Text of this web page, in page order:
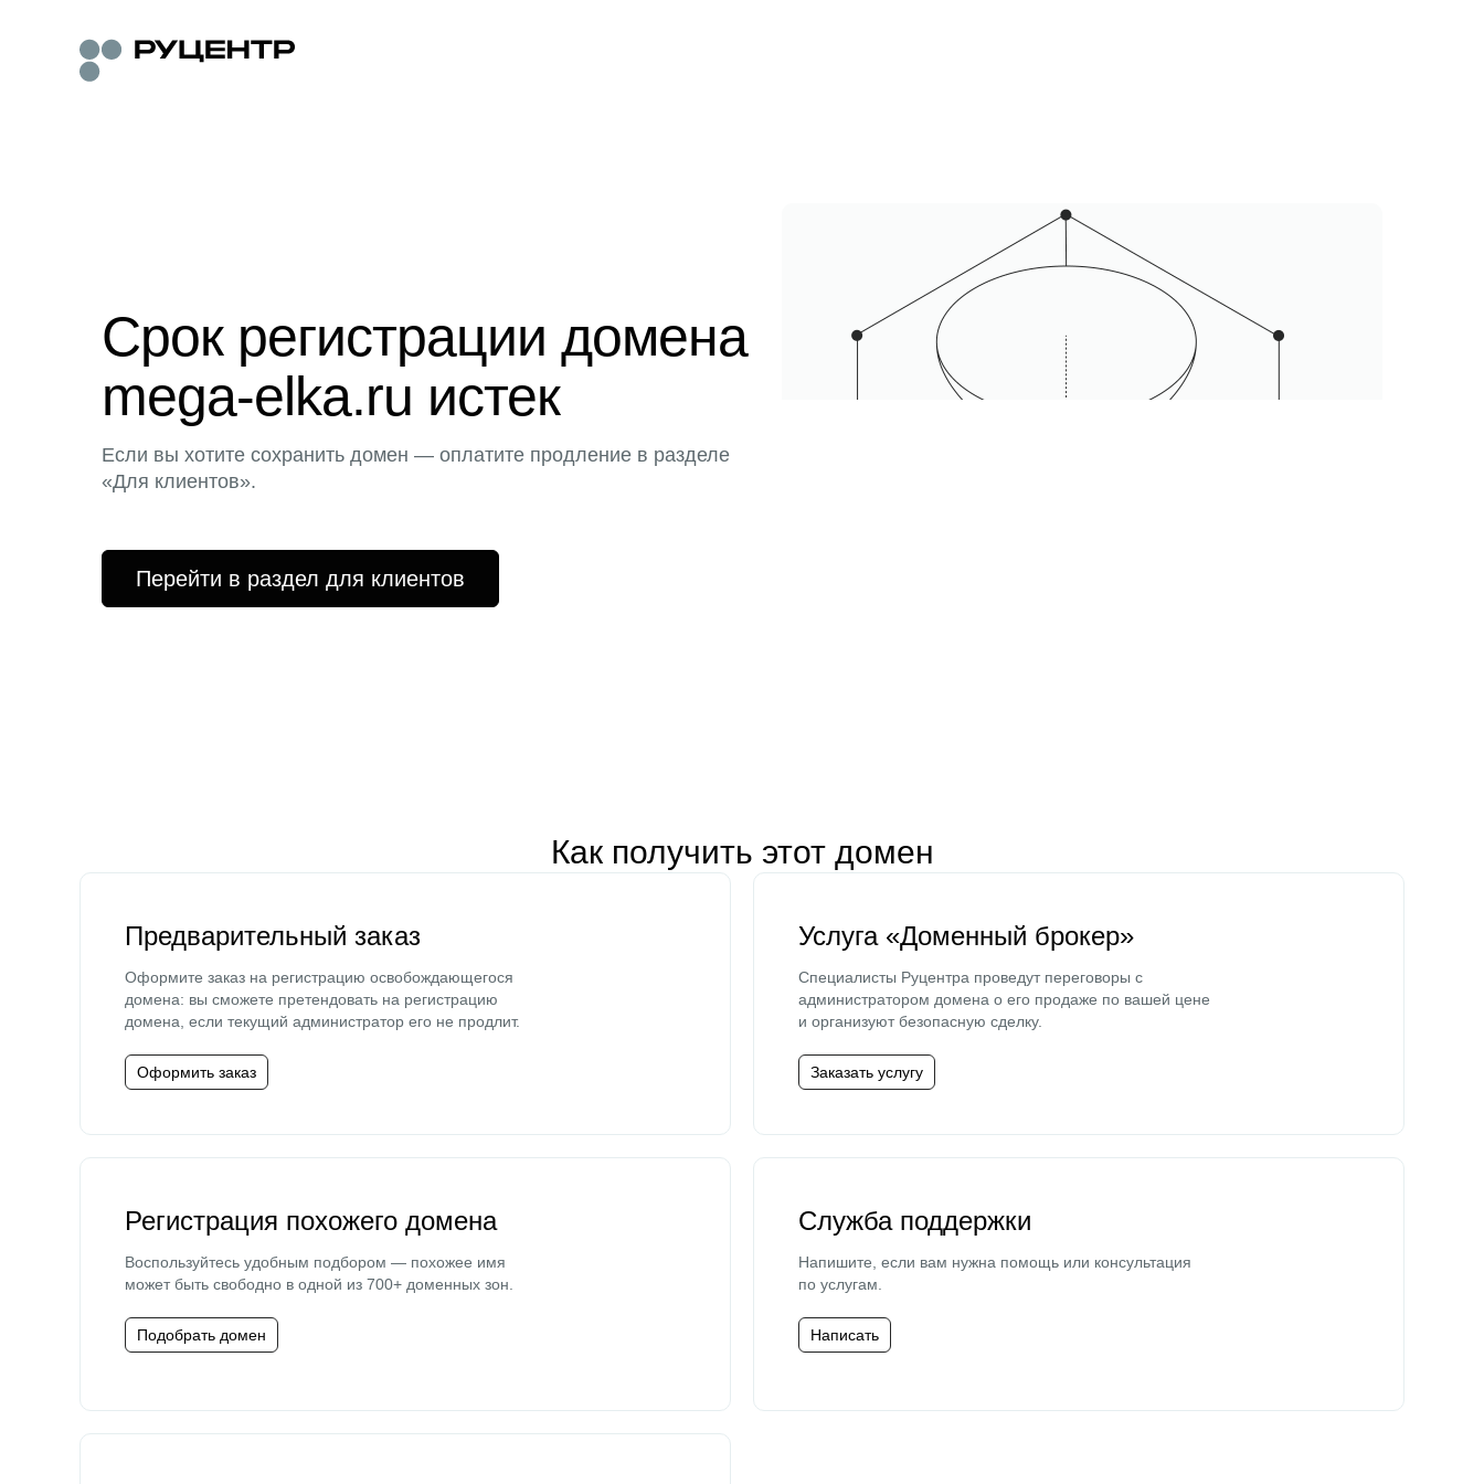
Срок регистрации домена
mega-elka.ru истек
Если вы хотите сохранить домен — оплатите продление в разделе
«Для клиентов».
Перейти в раздел для клиентов
Как получить этот домен
Предварительный заказ
Оформите заказ на регистрацию освобождающегося
домена: вы сможете претендовать на регистрацию
домена, если текущий администратор его не продлит.
Оформить заказ
Услуга «Доменный брокер»
Специалисты Руцентра проведут переговоры с
администратором домена о его продаже по вашей цене
и организуют безопасную сделку.
Заказать услугу
Регистрация похожего домена
Воспользуйтесь удобным подбором — похожее имя
может быть свободно в одной из 700+ доменных зон.
Подобрать домен
Служба поддержки
Напишите, если вам нужна помощь или консультация
по услугам.
Написать